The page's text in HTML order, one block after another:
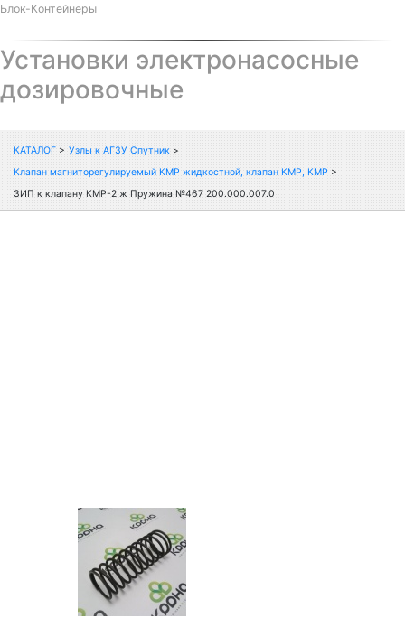
Блок-Контейнеры
Установки электронасосные
дозировочные
КАТАЛОГ > Узлы к АГЗУ Спутник >
Клапан магниторегулируемый КМР жидкостной, клапан КМР, КМР >
ЗИП к клапану КМР-2 ж Пружина №467 200.000.007.0